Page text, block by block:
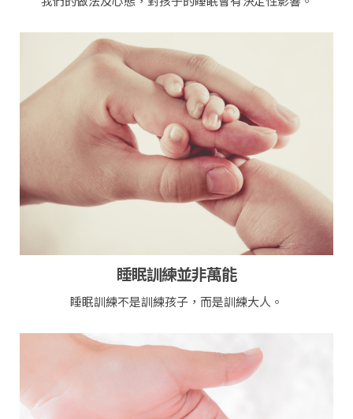
睡眠訓練並非萬能
睡眠訓練不是訓練孩子，而是訓練大人。